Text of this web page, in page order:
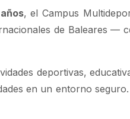
, el Campus
de Baleares —
deportivas,
en un entorno seguro.